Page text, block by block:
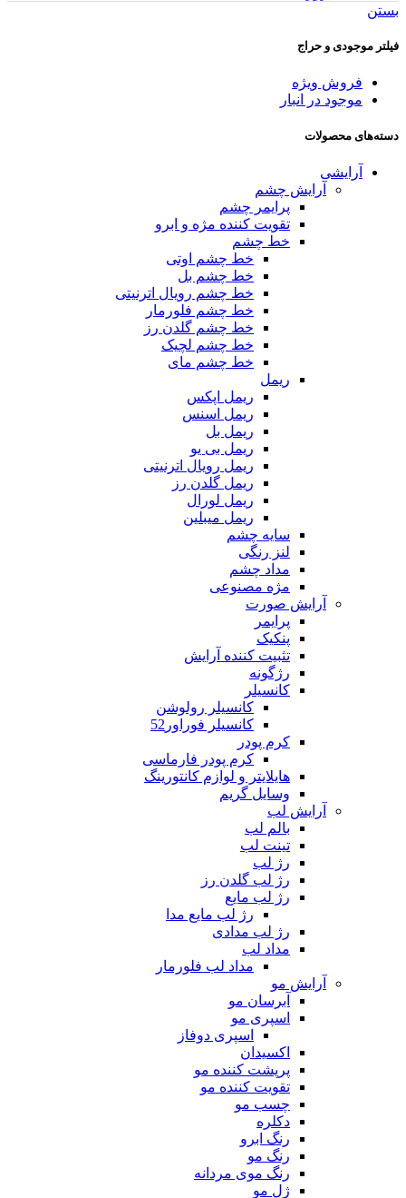
بستن
فیلتر موجودی و حراج
فروش ویژه
موجود در انبار
دسته‌های محصولات
آرایشی
آرایش چشم
پرایمر چشم
تقویت کننده مژه و ابرو
خط چشم
خط چشم اوتی
خط چشم بل
خط چشم رویال اترنیتی
خط چشم فلورمار
خط چشم گلدن رز
خط چشم لچیک
خط چشم مای
ریمل
ریمل اپکس
ریمل اسنس
ریمل بل
ریمل بی یو
ریمل رویال اترنیتی
ریمل گلدن رز
ریمل لورال
ریمل میبلین
سایه چشم
لنز رنگی
مداد چشم
مژه مصنوعی
آرایش صورت
پرایمر
پنکیک
تثبیت کننده آرایش
رژگونه
کانسیلر
کانسیلر رولوشن
کانسیلر فوراور52
کرم پودر
کرم پودر فارماسی
هایلایتر و لوازم کانتورینگ
وسایل گریم
آرایش لب
بالم لب
تینت لب
رژ لب
رژ لب گلدن رز
رژ لب مایع
رژ لب مایع مدا
رژ لب مدادی
مداد لب
مداد لب فلورمار
آرایش مو
آبرسان مو
اسپری مو
اسپری دوفاز
اکسیدان
پرپشت کننده مو
تقویت کننده مو
چسب مو
دکلره
رنگ ابرو
رنگ مو
رنگ موی مردانه
ژل مو